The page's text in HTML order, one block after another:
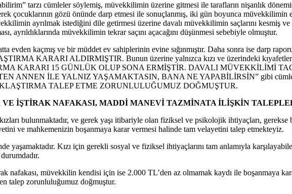
tarzı cümleler söylemiş, müvekkilimin üzerine gitmesi ile tarafların nişanlık
çocuklarının gözü önünde darp etmesi ile sonuçlanmış, iki gün boyunca
ayrılmak istediğini dile getirmesi üzerine davalı müvekkilimin saçlarını kesmiş
ayrıldıklarında müvekkilimin tekrar saçını açacağını düşünmesi sebebiyle olmuştur.
evden kaçmış ve bir müddet ev sahiplerinin evine sığınmıştır. Daha sonra ise
KARARI ALDIRMIŞTIR. Bunun üzerine yalnızca kızı ve üzerindeki
KARARI 15 GÜNLÜK OLUP SONA ERMİŞTİR. DAVALI MÜVEKKİLİMİ
ANNEN İLE YALNIZ YAŞAMAKTASIN, BANA NE YAPABİLİRSİN” gibi
TALEP ETME ZORUNLULUĞUMUZ DOĞMUŞTUR.
VE İŞTİRAK NAFAKASI, MADDİ MANEVİ TAZMİNATA İLİŞKİN
bulunmaktadır, ve gerek yaşı itibariyle olan fiziksel ve psikolojik ihtiyaçları,
ve mahkemenizin boşanmaya karar vermesi halinde tam velayetini talep etmekteyiz.
yaşamaktadır. Kızı için gerekli sosyal ve fiziksel ihtiyaçlarını tam anlamıyla
nafakası, müvekkilin kendisi için ise 2.000 TL’den az olmamak kaydı ile boşanmaya
talep zorunluluğumuz doğmuştur.